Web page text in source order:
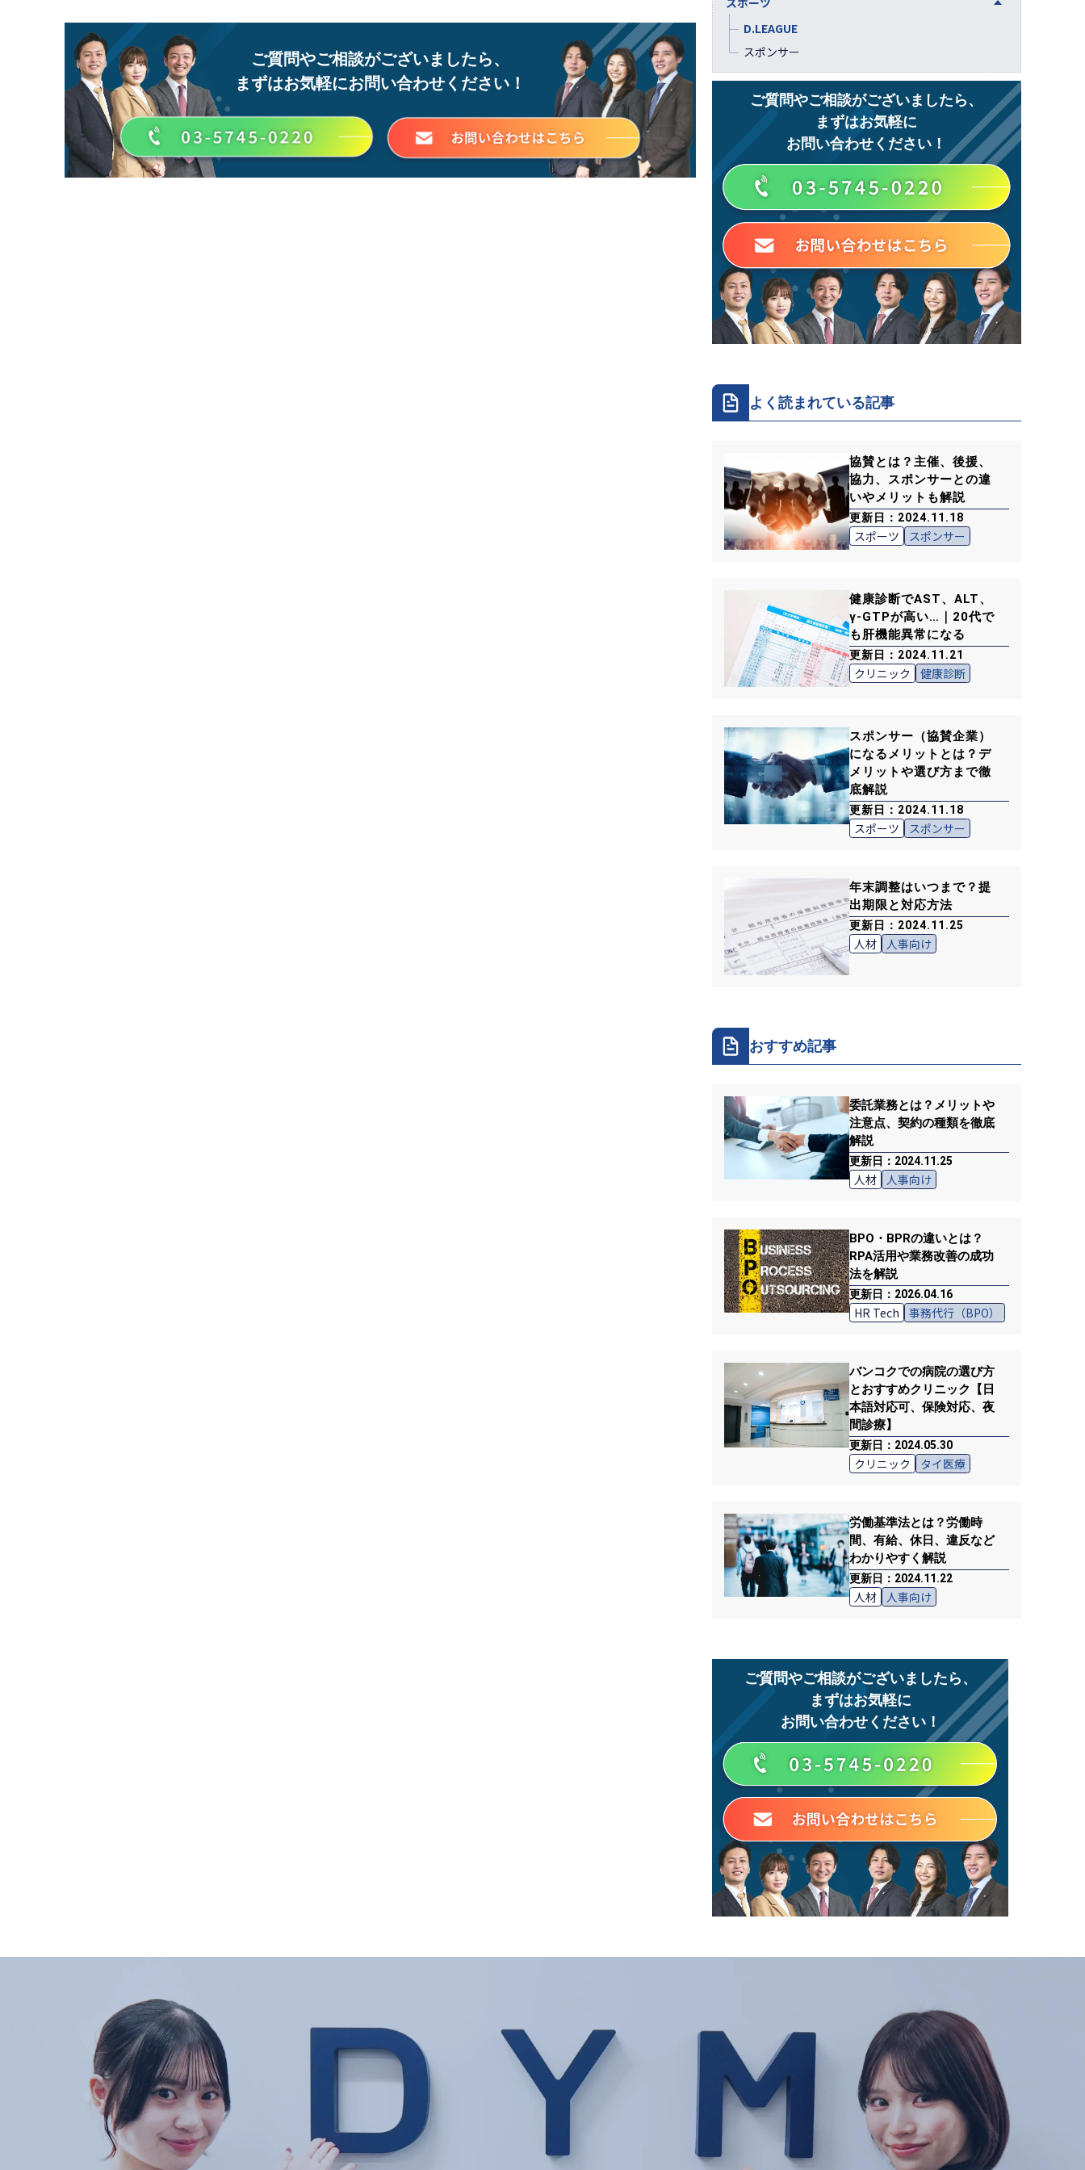
ご質問やご相談がございましたら、
まずはお気軽にお問い合わせください！
タレントキャスティング・タレントシェア
AI
リスティング広告
研修・人材育成
福利厚生
第二新卒・中途・既卒
障がい者雇用
適性診断
D.LEAGUE
スポンサー
ご質問やご相談がございましたら、
まずはお気軽に
お問い合わせください！
よく読まれている記事
協賛とは？主催、後援、
協力、スポンサーとの違
いやメリットも解説
更新日：2024.11.18
スポーツ スポンサー
健康診断でAST、ALT、
γ-GTPが高い…｜20代で
も肝機能異常になる
更新日：2024.11.21
クリニック 健康診断
スポンサー（協賛企業）
になるメリットとは？デ
メリットや選び方まで徹
底解説
更新日：2024.11.18
スポーツ スポンサー
年末調整はいつまで？提
出期限と対応方法
更新日：2024.11.25
人材 人事向け
おすすめ記事
委託業務とは？メリットや
注意点、契約の種類を徹底
解説
更新日：2024.11.25
人材 人事向け
BPO・BPRの違いとは？
RPA活用や業務改善の成功
法を解説
更新日：2026.04.16
HR Tech 事務代行（BPO）
バンコクでの病院の選び方
とおすすめクリニック【日
本語対応可、保険対応、夜
間診療】
更新日：2024.05.30
クリニック タイ医療
労働基準法とは？労働時
間、有給、休日、違反など
わかりやすく解説
更新日：2024.11.22
人材 人事向け
ご質問やご相談がございましたら、
まずはお気軽に
お問い合わせください！